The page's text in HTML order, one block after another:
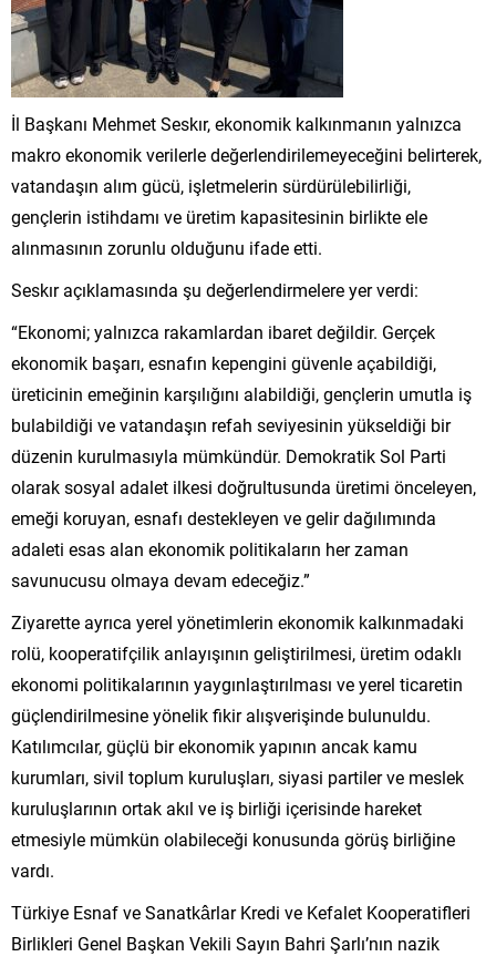
İl Başkanı Mehmet Seskır, ekonomik kalkınmanın yalnızca
makro ekonomik verilerle değerlendirilemeyeceğini belirterek,
vatandaşın alım gücü, işletmelerin sürdürülebilirliği,
gençlerin istihdamı ve üretim kapasitesinin birlikte ele
alınmasının zorunlu olduğunu ifade etti.
Seskır açıklamasında şu değerlendirmelere yer verdi:
“Ekonomi; yalnızca rakamlardan ibaret değildir. Gerçek
ekonomik başarı, esnafın kepengini güvenle açabildiği,
üreticinin emeğinin karşılığını alabildiği, gençlerin umutla iş
bulabildiği ve vatandaşın refah seviyesinin yükseldiği bir
düzenin kurulmasıyla mümkündür. Demokratik Sol Parti
olarak sosyal adalet ilkesi doğrultusunda üretimi önceleyen,
emeği koruyan, esnafı destekleyen ve gelir dağılımında
adaleti esas alan ekonomik politikaların her zaman
savunucusu olmaya devam edeceğiz.”
Ziyarette ayrıca yerel yönetimlerin ekonomik kalkınmadaki
rolü, kooperatifçilik anlayışının geliştirilmesi, üretim odaklı
ekonomi politikalarının yaygınlaştırılması ve yerel ticaretin
güçlendirilmesine yönelik fikir alışverişinde bulunuldu.
Katılımcılar, güçlü bir ekonomik yapının ancak kamu
kurumları, sivil toplum kuruluşları, siyasi partiler ve meslek
kuruluşlarının ortak akıl ve iş birliği içerisinde hareket
etmesiyle mümkün olabileceği konusunda görüş birliğine
vardı.
Türkiye Esnaf ve Sanatkârlar Kredi ve Kefalet Kooperatifleri
Birlikleri Genel Başkan Vekili Sayın Bahri Şarlı’nın nazik